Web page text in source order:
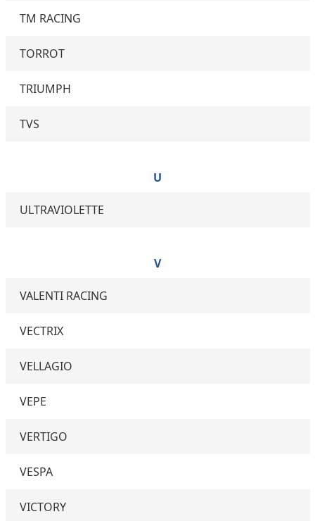
TM RACING
TORROT
TRIUMPH
TVS
U
ULTRAVIOLETTE
V
VALENTI RACING
VECTRIX
VELLAGIO
VEPE
VERTIGO
VESPA
VICTORY